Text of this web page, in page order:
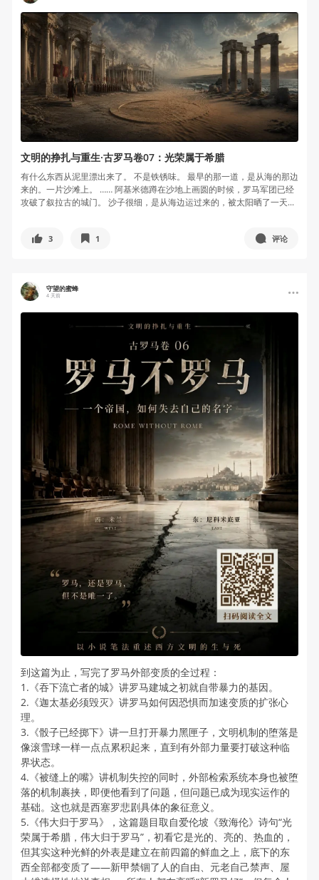
文明的挣扎与重生·古罗马卷07：光荣属于希腊
有什么东西从泥里漂出来了。 不是铁锈味。 最早的那一道，是从海的那边
来的。一片沙滩上。 …… 阿基米德蹲在沙地上画圆的时候，罗马军团已经
攻破了叙拉古的城门。 沙子很细，是从海边运过来的，被太阳晒了一天...
3 1 评论
守望的蜜蜂
4 天前
到这篇为止，写完了罗马外部变质的全过程：
1.《吞下流亡者的城》讲罗马建城之初就自带暴力的基因。
2.《迦太基必须毁灭》讲罗马如何因恐惧而加速变质的扩张心
理。
3.《骰子已经掷下》讲一旦打开暴力黑匣子，文明机制的堕落是
像滚雪球一样一点点累积起来，直到有外部力量要打破这种临
界状态。
4.《被缝上的嘴》讲机制失控的同时，外部检索系统本身也被堕
落的机制裹挟，即便他看到了问题，但问题已成为现实运作的
基础。这也就是西塞罗悲剧具体的象征意义。
5.《伟大归于罗马》，这篇题目取自爱伦坡《致海伦》诗句“光
荣属于希腊，伟大归于罗马”，初看它是光的、亮的、热血的，
但其实这种光鲜的外表是建立在前四篇的鲜血之上，底下的东
西全部都变质了——新甲禁锢了人的自由、元老自己禁声、屋